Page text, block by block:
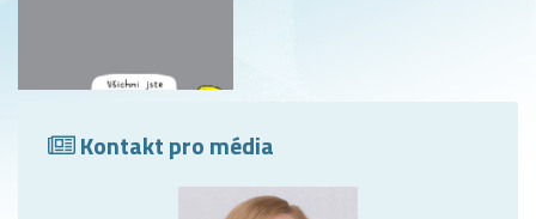
Kontakt pro média